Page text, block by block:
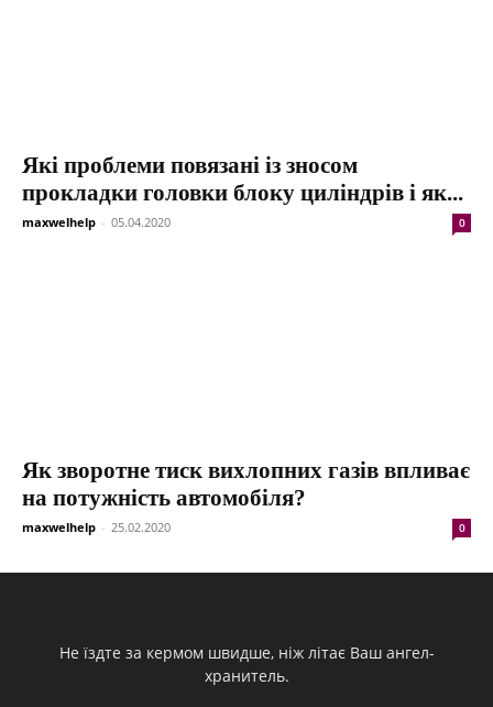
Які проблеми повязані із зносом
прокладки головки блоку циліндрів і як...
maxwelhelp - 05.04.2020 0
Як зворотне тиск вихлопних газів впливає
на потужність автомобіля?
maxwelhelp - 25.02.2020 0
Не їздте за кермом швидше, ніж літає Ваш ангел-
хранитель.